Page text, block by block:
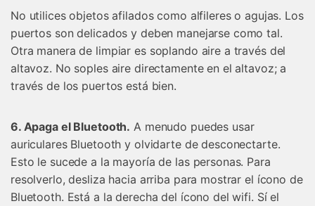
No utilices objetos afilados como alfileres o agujas. Los
puertos son delicados y deben manejarse como tal.
Otra manera de limpiar es soplando aire a través del
altavoz. No soples aire directamente en el altavoz; a
través de los puertos está bien.
6. Apaga el Bluetooth. A menudo puedes usar
auriculares Bluetooth y olvidarte de desconectarte.
Esto le sucede a la mayoría de las personas. Para
resolverlo, desliza hacia arriba para mostrar el ícono de
Bluetooth. Está a la derecha del ícono del wifi. Sí el